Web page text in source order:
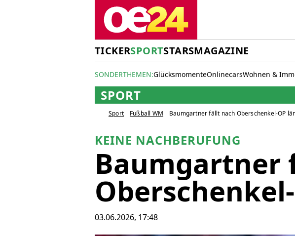
TICKERSPORTSTARSMAGAZINE
SONDERTHEMEN:GlücksmomenteOnlinecarsWohnen &
SPORT
Sport Fußball WM Baumgartner fällt nach Oberschenkel-OP
KEINE NACHBERUFUNG
Baumgartner
03.06.2026, 17:48